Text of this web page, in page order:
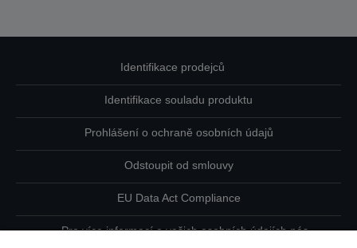
Identifikace prodejců
Identifikace souladu produktu
Prohlášení o ochraně osobních údajů
Odstoupit od smlouvy
EU Data Act Compliance
Pro více informací o vašich osobních údajích nás